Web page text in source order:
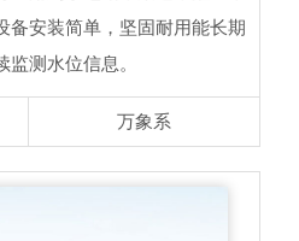
备安装简单，坚固耐用能长期
监测水位信息。
万象系